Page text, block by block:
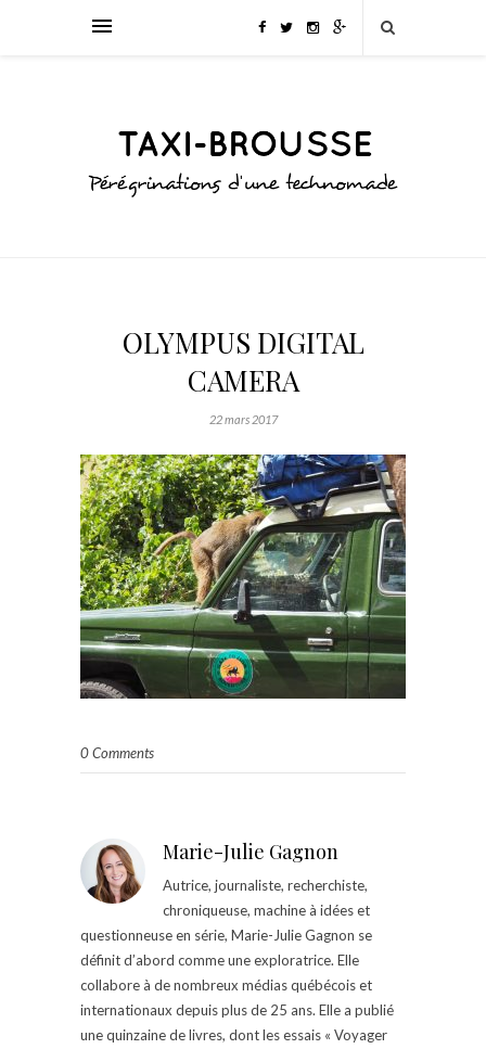
OLYMPUS DIGITAL
CAMERA
22 mars 2017
0 Comments
Marie-Julie Gagnon
Autrice, journaliste, recherchiste,
chroniqueuse, machine à idées et
questionneuse en série, Marie-Julie Gagnon se
définit d’abord comme une exploratrice. Elle
collabore à de nombreux médias québécois et
internationaux depuis plus de 25 ans. Elle a publié
une quinzaine de livres, dont les essais « Voyager